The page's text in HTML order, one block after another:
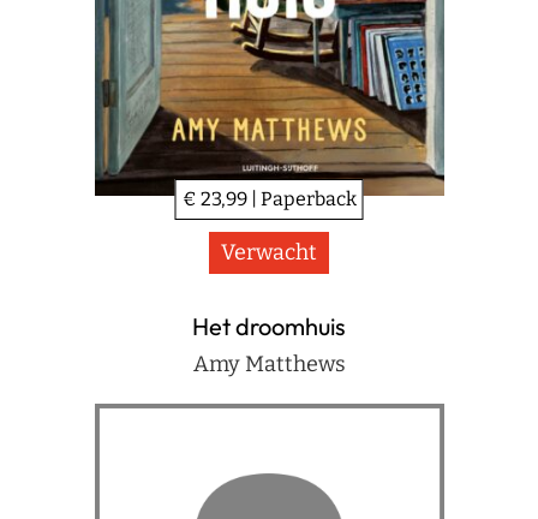
€ 23,99 | Paperback
Verwacht
Het droomhuis
Amy Matthews